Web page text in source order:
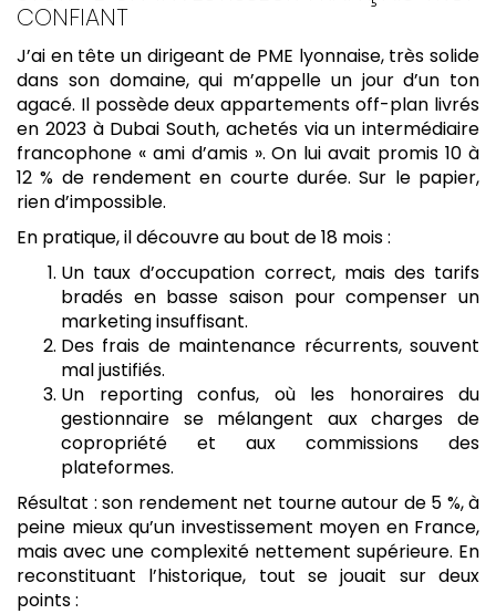
CONFIANT
J’ai en tête un dirigeant de PME lyonnaise, très solide
dans son domaine, qui m’appelle un jour d’un ton
agacé. Il possède deux appartements off-plan livrés
en 2023 à Dubai South, achetés via un intermédiaire
francophone « ami d’amis ». On lui avait promis 10 à
12 % de rendement en courte durée. Sur le papier,
rien d’impossible.
En pratique, il découvre au bout de 18 mois :
Un taux d’occupation correct, mais des tarifs
bradés en basse saison pour compenser un
marketing insuffisant.
Des frais de maintenance récurrents, souvent
mal justifiés.
Un reporting confus, où les honoraires du
gestionnaire se mélangent aux charges de
copropriété et aux commissions des
plateformes.
Résultat : son rendement net tourne autour de 5 %, à
peine mieux qu’un investissement moyen en France,
mais avec une complexité nettement supérieure. En
reconstituant l’historique, tout se jouait sur deux
points :